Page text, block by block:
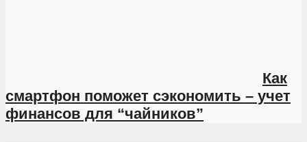
Как
смартфон поможет сэкономить – учет
финансов для “чайников”